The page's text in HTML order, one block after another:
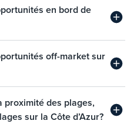
en bord de
off-market sur
proximité des plages,
sur la Côte d’Azur?